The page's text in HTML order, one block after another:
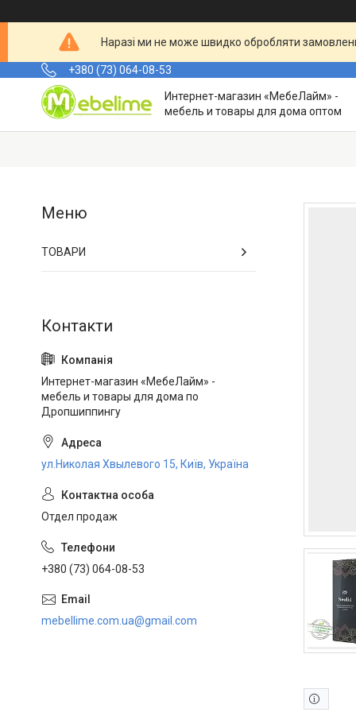
Наразі ми не може швидко обробляти
+380 (73) 064-08-53
Интернет-магазин «МебеЛайм» -
мебель и товары для дома оптом
ТОВАРИ
Интернет-магазин «МебеЛайм» -
мебель и товары для дома по
Дропшиппингу
ул.Николая Хвылевого 15, Київ, Україна
Отдел продаж
+380 (73) 064-08-53
mebellime.com.ua@gmail.com